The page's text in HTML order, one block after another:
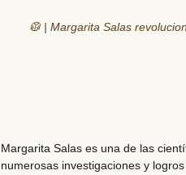
🥼 | Margarita Salas
Margarita Salas es una de las
numerosas investigaciones y logros